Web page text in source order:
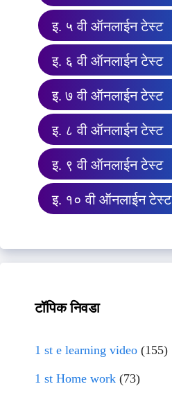
इ. ५ वी ऑनलाईन टेस्ट
इ. ६ वी ऑनलाईन टेस्ट
इ. ७ वी ऑनलाईन टेस्ट
इ. ८ वी ऑनलाईन टेस्ट
इ. ९ वी ऑनलाईन टेस्ट
इ. १० वी ऑनलाईन टेस्ट
टॉपिक निवडा
1 st e learning video (155)
1 st Home work (73)